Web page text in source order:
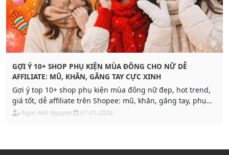
GỢI Ý 10+ SHOP PHỤ KIỆN MÙA ĐÔNG CHO NỮ DỄ
AFFILIATE: MŨ, KHĂN, GĂNG TAY CỰC XINH
Gợi ý top 10+ shop phụ kiện mùa đông nữ đẹp, hot trend,
giá tốt, dễ affiliate trên Shopee: mũ, khăn, găng tay, phụ
kiện cực xinh, dễ phối, phù hợp đi chơi – đi làm – du lịch.
Ngoc Anh Nguyen 07-01-2026